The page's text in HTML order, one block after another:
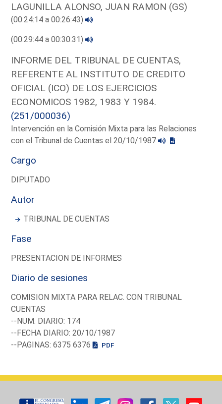
LAGUNILLA ALONSO, JUAN RAMON (GS)
(00:24:14 a 00:26:43)
(00:29:44 a 00:30:31)
INFORME DEL TRIBUNAL DE CUENTAS,
REFERENTE AL INSTITUTO DE CREDITO
OFICIAL (ICO) DE LOS EJERCICIOS
ECONOMICOS 1982, 1983 Y 1984.
(251/000036)
Intervención en la Comisión Mixta para las Relaciones
con el Tribunal de Cuentas el 20/10/1987
Cargo
DIPUTADO
Autor
TRIBUNAL DE CUENTAS
Fase
PRESENTACION DE INFORMES
Diario de sesiones
COMISION MIXTA PARA RELAC. CON TRIBUNAL
CUENTAS
--NUM. DIARIO: 174
--FECHA DIARIO: 20/10/1987
--PAGINAS: 6375 6376
PDF